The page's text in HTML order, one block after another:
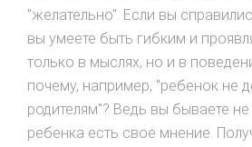
"желательно". Если вы
вы умеете быть гибким и
только в мыслях, но и в
почему, например, "ребенок не
родителям"? Ведь вы бываете
ребенка есть свое мнение.